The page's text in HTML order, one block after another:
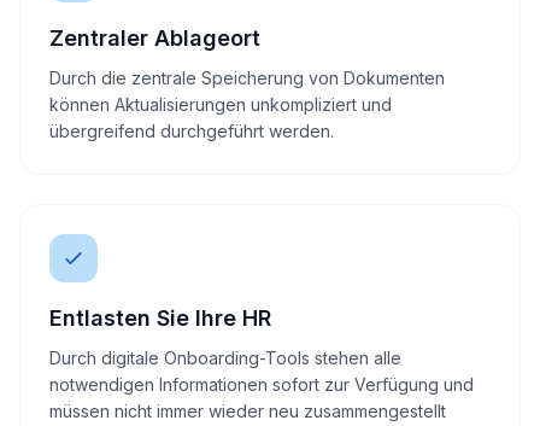
Zentraler Ablageort
Durch die zentrale Speicherung von Dokumenten
können Aktualisierungen unkompliziert und
übergreifend durchgeführt werden.
Entlasten Sie Ihre HR
Durch digitale Onboarding-Tools stehen alle
notwendigen Informationen sofort zur Verfügung und
müssen nicht immer wieder neu zusammengestellt